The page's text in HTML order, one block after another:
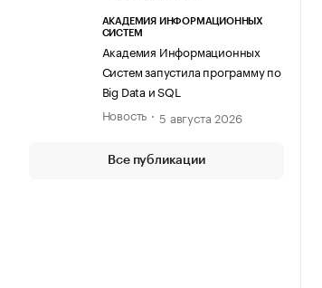
АКАДЕМИЯ ИНФОРМАЦИОННЫХ
СИСТЕМ
Академия Информационных
Систем запустила программу по
Big Data и SQL
Новость
5 августа 2026
Все публикации